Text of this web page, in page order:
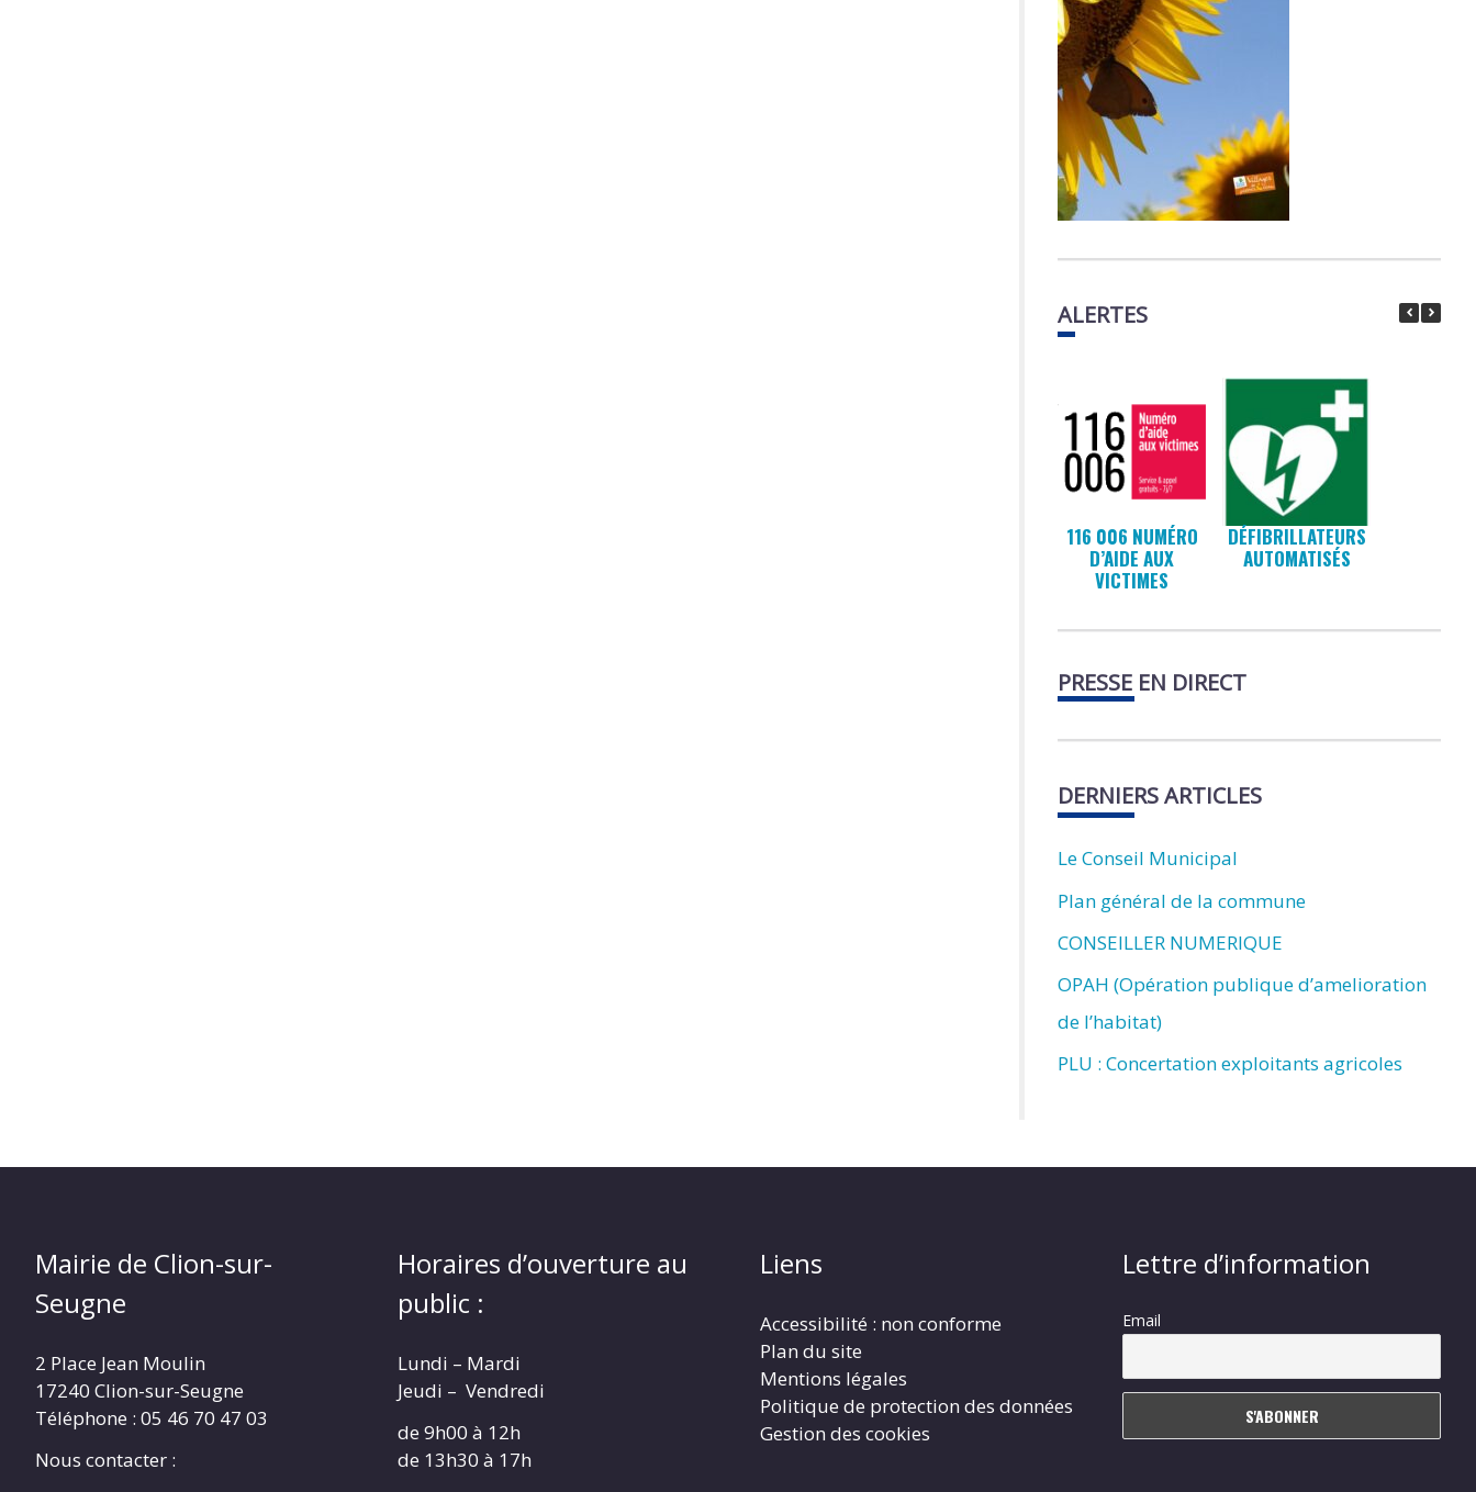
ALERTES
116 006 NUMÉRO
D’AIDE AUX
VICTIMES
DÉFIBRILLATEURS
AUTOMATISÉS
PRESSE EN DIRECT
DERNIERS ARTICLES
Le Conseil Municipal
Plan général de la commune
CONSEILLER NUMERIQUE
OPAH (Opération publique d’amelioration
de l’habitat)
PLU : Concertation exploitants agricoles
Mairie de Clion-sur-
Seugne
2 Place Jean Moulin
17240 Clion-sur-Seugne
Téléphone : 05 46 70 47 03
Nous contacter :
Horaires d’ouverture au
public :
Lundi – Mardi
Jeudi – Vendredi
de 9h00 à 12h
de 13h30 à 17h
Liens
Accessibilité : non conforme
Plan du site
Mentions légales
Politique de protection des données
Gestion des cookies
Lettre d’information
Email